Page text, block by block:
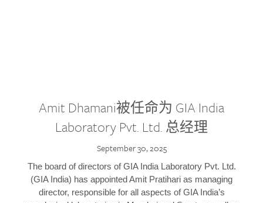
Amit Dhamani被任命为 GIA India
Laboratory Pvt. Ltd. 总经理
September 30, 2025
The board of directors of GIA India Laboratory Pvt. Ltd.
(GIA India) has appointed Amit Pratihari as managing
director, responsible for all aspects of GIA India’s